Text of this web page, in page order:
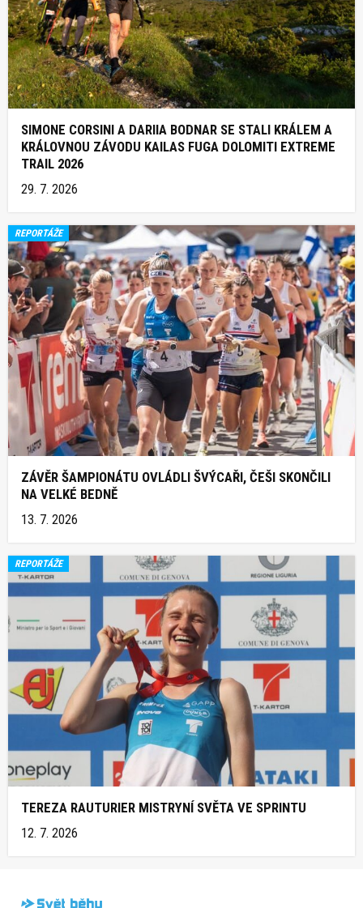
SIMONE CORSINI A DARIIA BODNAR SE STALI KRÁLEM A
KRÁLOVNOU ZÁVODU KAILAS FUGA DOLOMITI EXTREME
TRAIL 2026
29. 7. 2026
REPORTÁŽE
ZÁVĚR ŠAMPIONÁTU OVLÁDLI ŠVÝCAŘI, ČEŠI SKONČILI
NA VELKÉ BEDNĚ
13. 7. 2026
REPORTÁŽE
TEREZA RAUTURIER MISTRYNÍ SVĚTA VE SPRINTU
12. 7. 2026